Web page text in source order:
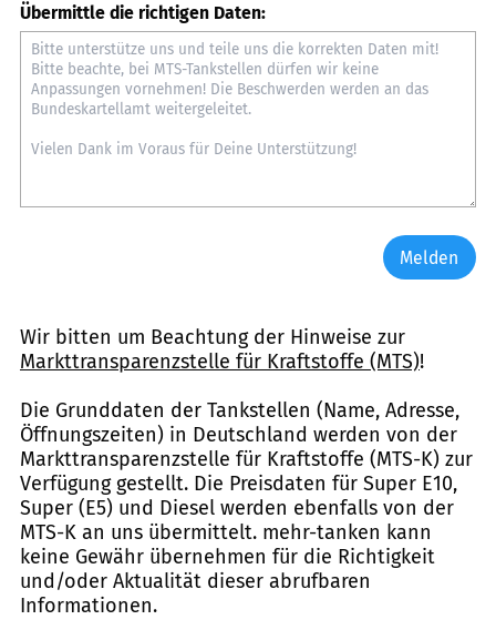
Übermittle die richtigen Daten:
Melden
Wir bitten um Beachtung der Hinweise zur
Markttransparenzstelle für Kraftstoffe (MTS)!
Die Grunddaten der Tankstellen (Name, Adresse,
Öffnungszeiten) in Deutschland werden von der
Markttransparenzstelle für Kraftstoffe (MTS-K) zur
Verfügung gestellt. Die Preisdaten für Super E10,
Super (E5) und Diesel werden ebenfalls von der
MTS-K an uns übermittelt. mehr-tanken kann
keine Gewähr übernehmen für die Richtigkeit
und/oder Aktualität dieser abrufbaren
Informationen.